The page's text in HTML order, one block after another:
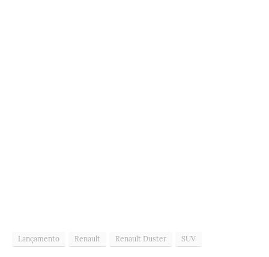
Lançamento Renault Renault Duster SUV